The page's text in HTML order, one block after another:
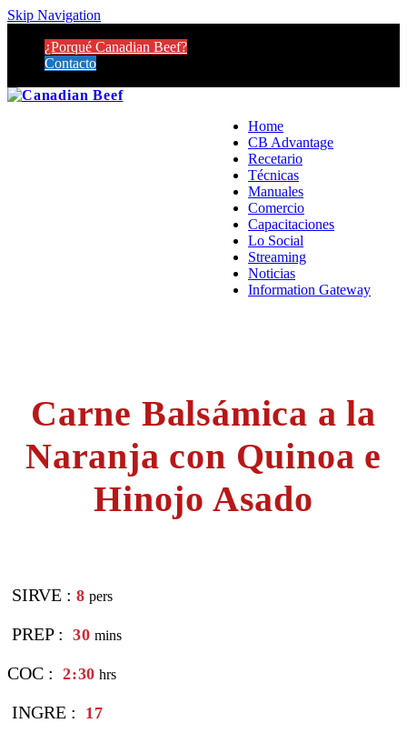
Skip Navigation
¿Porqué Canadian Beef?
Contacto
Home
CB Advantage
Recetario
Técnicas
Manuales
Comercio
Capacitaciones
Lo Social
Streaming
Noticias
Information Gateway
Carne Balsámica a la
Naranja con Quinoa e
Hinojo Asado
SIRVE : 8 pers
PREP : 30 mins
COC : 2:30 hrs
INGRE : 17